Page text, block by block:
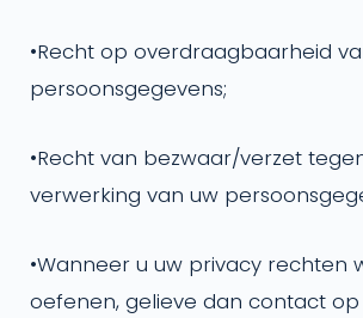
•Recht op overdraagbaarheid
persoonsgegevens;
•Recht van bezwaar/verzet
verwerking van uw
•Wanneer u uw privacy rechten
oefenen, gelieve dan contact